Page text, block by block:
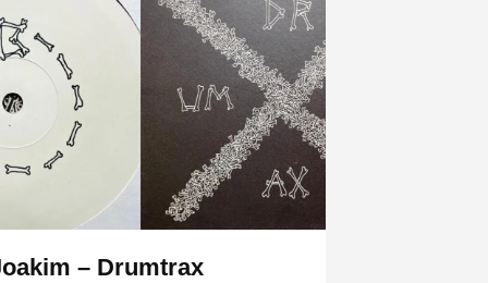
– Drumtrax